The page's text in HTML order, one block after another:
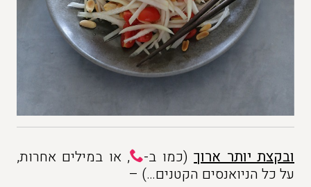
ובקצת יותר ארוך(כמו ב-
, או במילים אחרות,
על כל הניואנסים הקטנים…) –